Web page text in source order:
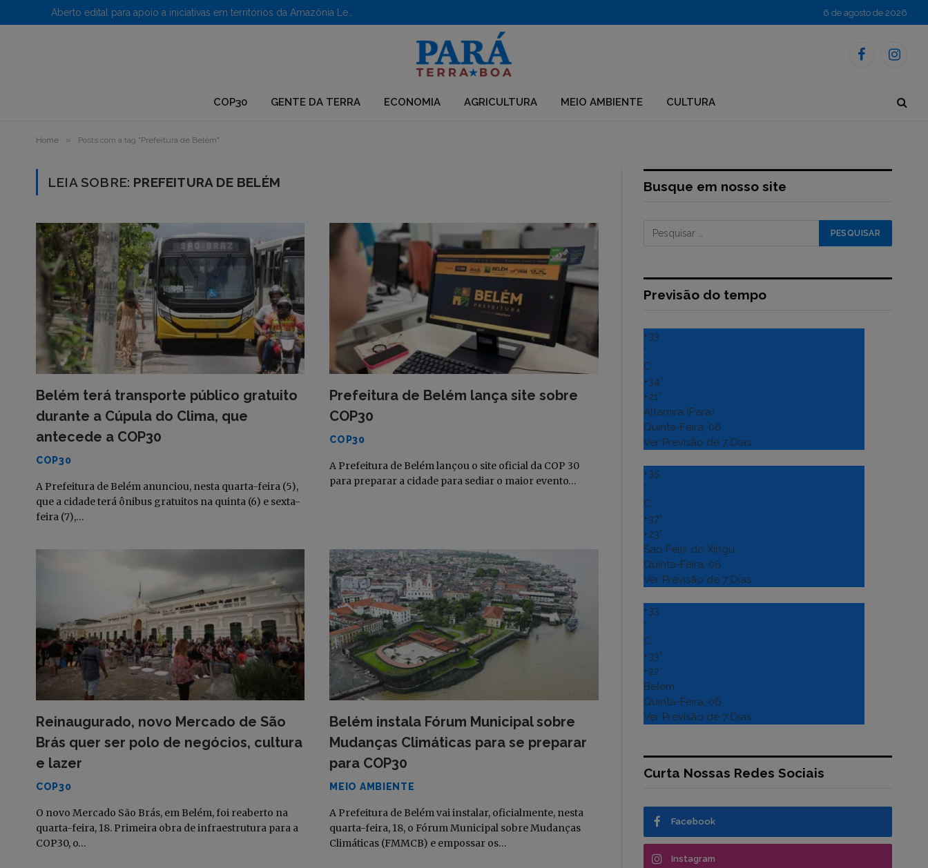
6 de agosto de 2026
Facebook
COP30 GENTE DA TERRA ECONOMIA AGRICULTURA MEIO AMBIENTE CULTURA
Home » Posts com a tag "Prefeitura de Belém"
LEIA SOBRE: PREFEITURA DE BELÉM
Belém terá transporte público gratuito
durante a Cúpula do Clima, que
antecede a COP30
COP30
A Prefeitura de Belém anunciou, nesta quarta-feira (5),
que a cidade terá ônibus gratuitos na quinta (6) e sexta-
feira (7),…
Prefeitura de Belém lança site sobre
COP30
COP30
A Prefeitura de Belém lançou o site oficial da COP 30
para preparar a cidade para sediar o maior evento…
Reinaugurado, novo Mercado de São
Brás quer ser polo de negócios, cultura
e lazer
COP30
O novo Mercado São Brás, em Belém, foi reaberto na
quarta-feira, 18. Primeira obra de infraestrutura para a
COP30, o…
Belém instala Fórum Municipal sobre
Mudanças Climáticas para se preparar
para COP30
MEIO AMBIENTE
A Prefeitura de Belém vai instalar, oficialmente, nesta
quarta-feira, 18, o Fórum Municipal sobre Mudanças
Climáticas (FMMCB) e empossar os…
Busque em nosso site
Previsão do tempo
+33
°
C
+34°
+21°
Altamira (Para)
Quinta-Feira, 06
Ver Previsão de 7 Dias
+35
°
C
+37°
+23°
Sao Felix do Xingu
Quinta-Feira, 06
Ver Previsão de 7 Dias
+33
°
C
+33°
+22°
Belém
Quinta-Feira, 06
Ver Previsão de 7 Dias
Curta Nossas Redes Sociais
Facebook
Instagram